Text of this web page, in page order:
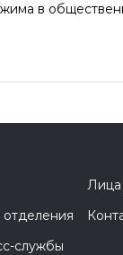
в
Лица
службы